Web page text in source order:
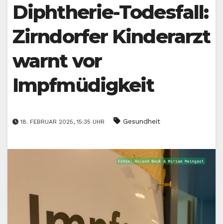
Diphtherie-Todesfall:
Zirndorfer Kinderarzt
warnt vor
Impfmüdigkeit
18. FEBRUAR 2025, 15:35 UHR Gesundheit